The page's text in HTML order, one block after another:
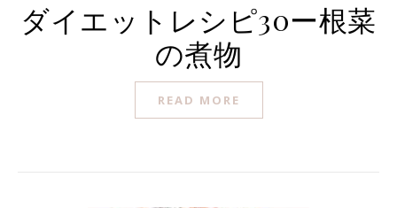
ダイエットレシピ30ー根菜
の煮物
READ MORE